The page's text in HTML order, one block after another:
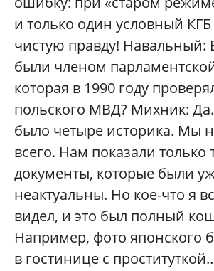
и только один условный
чистую правду! Навальный:
были членом
которая в 1990 году
польского МВД? Михник:
было четыре историка. Мы
всего. Нам показали только
документы, которые были
неактуальны. Но кое-что я
видел, и это был полный
Например, фото японского
в гостинице с